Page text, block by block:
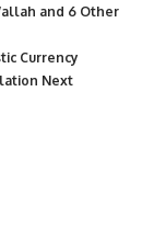
and 6 Other
Currency
Next